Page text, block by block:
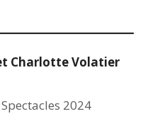
Charlotte Volatier
Spectacles 2024